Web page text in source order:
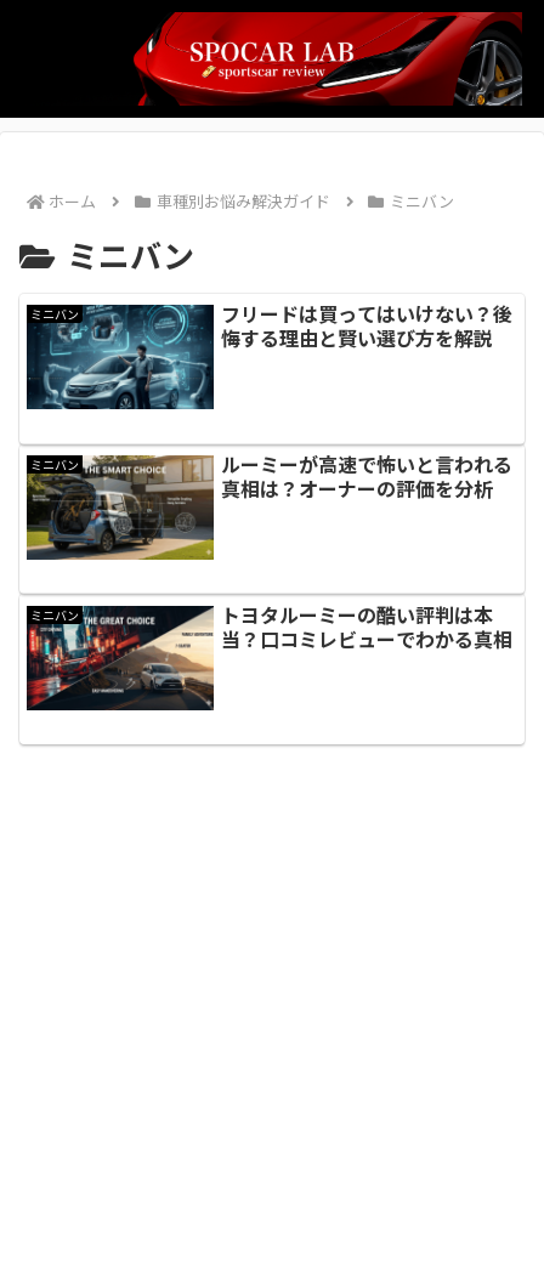
ホーム 車種別お悩み解決ガイド ミニバン
ミニバン
ミニバン
フリードは買ってはいけない？後
悔する理由と賢い選び方を解説
ミニバン
ルーミーが高速で怖いと言われる
真相は？オーナーの評価を分析
ミニバン
トヨタルーミーの酷い評判は本
当？口コミレビューでわかる真相